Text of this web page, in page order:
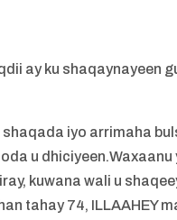
ay ku shaqaynayeen
iyo arrimaha
u dhiciyeen.Waxaanu
kuwana wali u
tahay 74, ILLAAHEY